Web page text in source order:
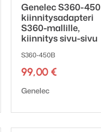
Genelec S360-450
kiinnitysadapteri
S360-mallille,
kiinnitys sivu-sivu
S360-450B
99,00 €
Tuotemerkki:
Genelec